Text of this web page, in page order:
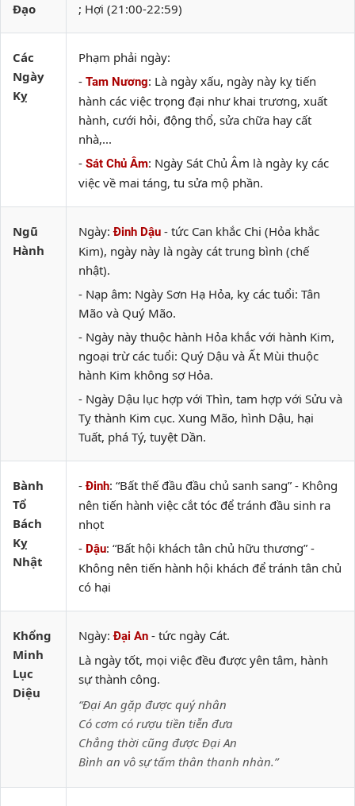
Đạo
; Hợi (21:00-22:59)
Các
Ngày
Kỵ
Phạm phải ngày:
- Tam Nương: Là ngày xấu, ngày này kỵ tiến
hành các việc trọng đại như khai trương, xuất
hành, cưới hỏi, động thổ, sửa chữa hay cất
nhà,...
- Sát Chủ Âm: Ngày Sát Chủ Âm là ngày kỵ các
việc về mai táng, tu sửa mộ phần.
Ngũ
Hành
Ngày:Đinh Dậu - tức Can khắc Chi (Hỏa khắc
Kim), ngày này là ngày cát trung bình (chế
nhật).
- Nạp âm: Ngày Sơn Hạ Hỏa, kỵ các tuổi: Tân
Mão và Quý Mão.
- Ngày này thuộc hành Hỏa khắc với hành Kim,
ngoại trừ các tuổi: Quý Dậu và Ất Mùi thuộc
hành Kim không sợ Hỏa.
- Ngày Dậu lục hợp với Thìn, tam hợp với Sửu và
Tỵ thành Kim cục. Xung Mão, hình Dậu, hại
Tuất, phá Tý, tuyệt Dần.
Bành
Tổ
Bách
Kỵ
Nhật
-Đinh: “Bất thế đầu đầu chủ sanh sang” - Không
nên tiến hành việc cắt tóc để tránh đầu sinh ra
nhọt
- Dậu: “Bất hội khách tân chủ hữu thương” -
Không nên tiến hành hội khách để tránh tân chủ
có hại
Khổng
Minh
Lục
Diệu
Ngày:Đại An - tức ngày Cát.
Là ngày tốt, mọi việc đều được yên tâm, hành
sự thành công.
“Đại An gặp được quý nhân
Có cơm có rượu tiền tiễn đưa
Chẳng thời cũng được Đại An
Bình an vô sự tấm thân thanh nhàn.”